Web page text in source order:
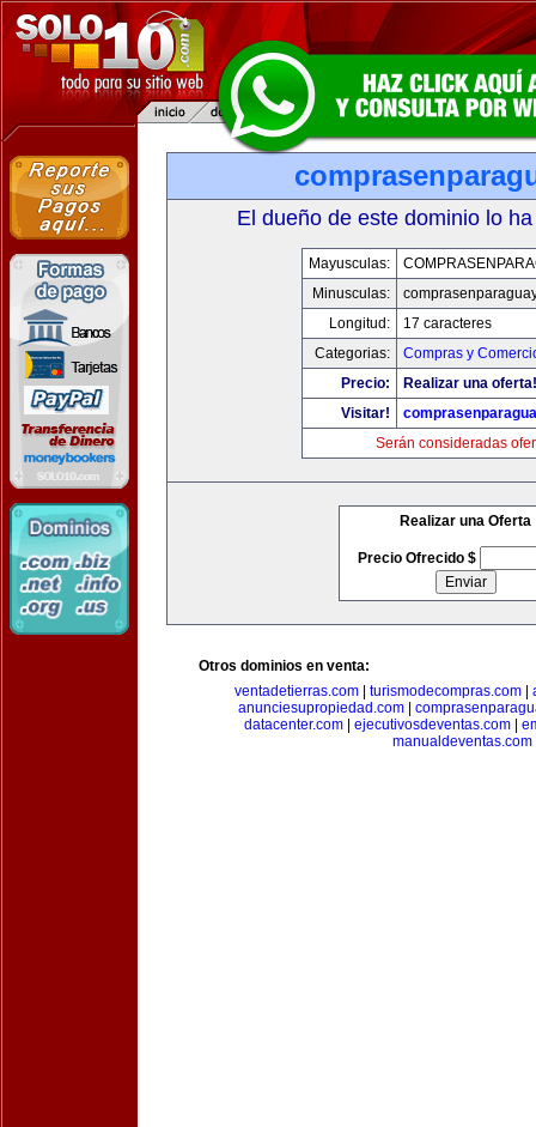
El dueño de este dominio lo
Mayusculas:
Minusculas:
Longitud:
17 caracteres
Categorias:
Compras y
Precio:
Realizar una oferta!
Visitar!
Serán consideradas
Realizar una Oferta
Precio Ofrecido $
Otros dominios en venta:
ventadetierras.com
turismodecompras.com
anunciesupropiedad.com|
datacenter.com
ejecutivosdeventas.com
manualdeventas.com